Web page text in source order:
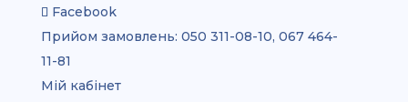
Facebook
Прийом замовлень: 050 311-08-10, 067 464-
11-81
Мій кабінет